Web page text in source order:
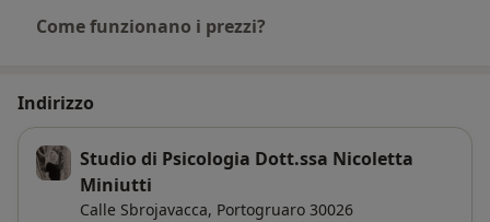
Come funzionano i prezzi?
Indirizzo
Studio di Psicologia Dott.ssa Nicoletta
Miniutti
Calle Sbrojavacca, Portogruaro 30026